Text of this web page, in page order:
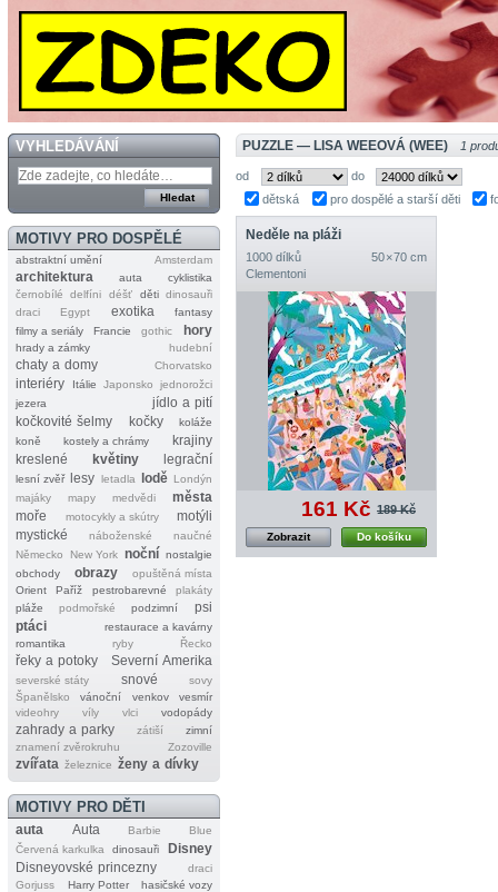
VYHLEDÁVÁNÍ
MOTIVY PRO DOSPĚLÉ
abstraktní umění Amsterdam
architektura auta
cyklistika
černobílé
delfíni déšť děti dinosauři
draci
Egypt exotika
fantasy
filmy a seriály
Francie gothic hory
hrady a zámky hudební
chaty a domy Chorvatsko
interiéry Itálie Japonsko
jednorožci
jezera
jídlo a pití
kočkovité šelmy
kočky
koláže
koně
kostely a chrámy
krajiny
kreslené
květiny legrační
lesní zvěř lesy letadla lodě Londýn
majáky
mapy medvědi
města
moře
motocykly a skútry
motýli
mystické
náboženské
naučné
Německo
New York noční nostalgie
obchody
obrazy
opuštěná místa
Orient
Paříž pestrobarevné
plakáty
pláže
podmořské podzimní
psi
ptáci
restaurace a kavárny
romantika
ryby Řecko
řeky a potoky Severní Amerika
severské státy snové
sovy
Španělsko
vánoční venkov
vesmír
videohry
víly vlci vodopády
zahrady a parky zátiší
zimní
znamení zvěrokruhu
Zozoville
zvířata železnice ženy a dívky
MOTIVY PRO DĚTI
auta Auta Barbie
Blue
Červená karkulka
dinosauři
Disney
Disneyovské princezny
draci
Gorjuss
Harry Potter
hasičské vozy
PUZZLE — LISA WEEOVÁ (WEE) 1
od
do
dětská
pro dospělé a starší děti
Neděle na pláži
1000 dílků
50 × 70 cm
Clementoni
161 Kč 189 Kč
Do košíku
Zobrazit